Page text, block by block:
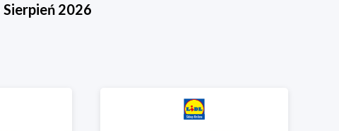
Sierpień 2026